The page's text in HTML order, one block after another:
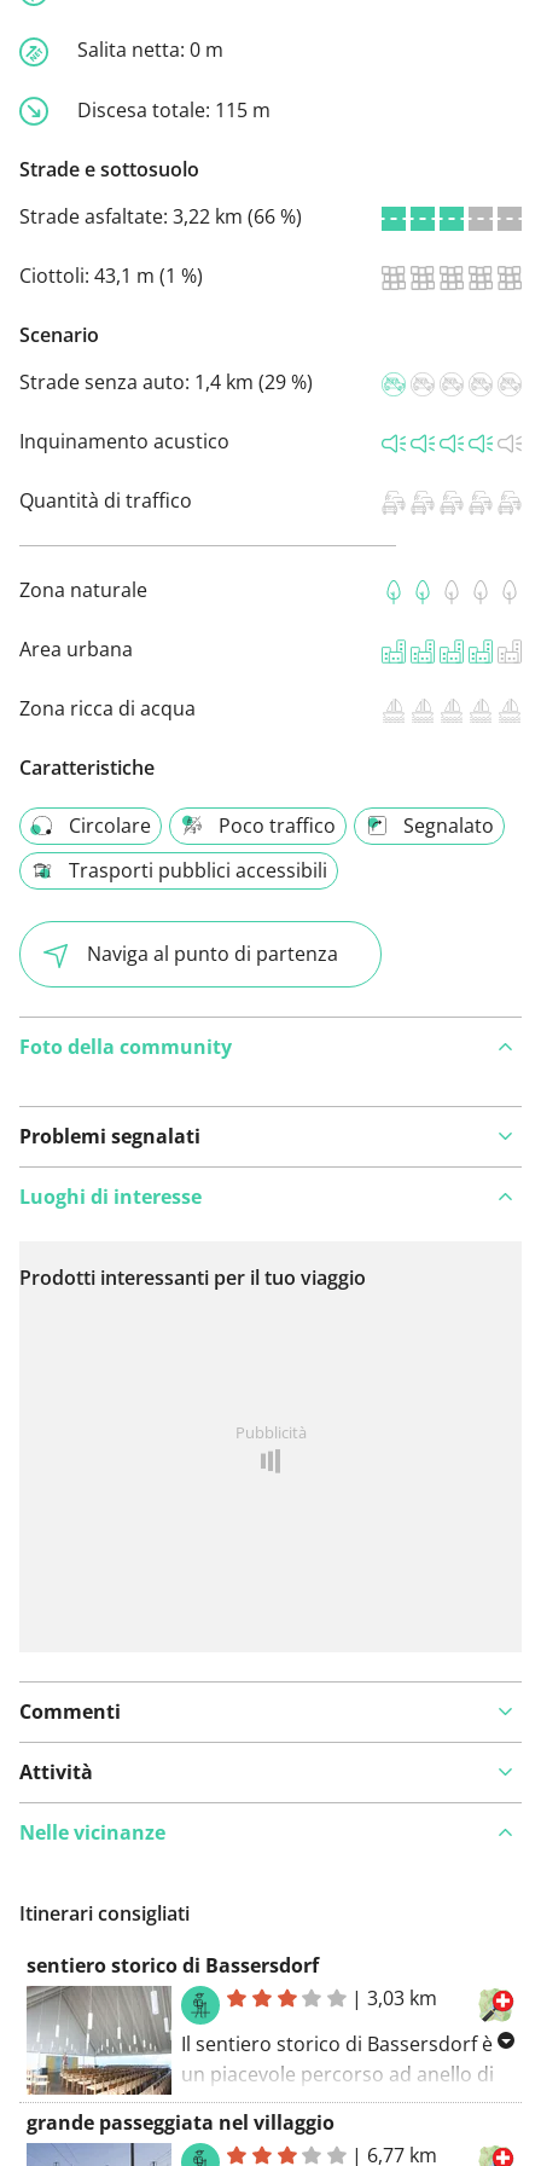
Salita netta: 0 m
Discesa totale: 115 m
Strade e sottosuolo
Strade asfaltate: 3,22 km (66 %)
Ciottoli: 43,1 m (1 %)
Scenario
Strade senza auto: 1,4 km (29 %)
Inquinamento acustico
Quantità di traffico
Zona naturale
Area urbana
Zona ricca di acqua
Caratteristiche
Circolare Poco traffico
Segnalato
Trasporti pubblici accessibili
Naviga al punto di partenza
Foto della community
Problemi segnalati
Visualizza sulla mappa
Luoghi di interesse
Prodotti interessanti per il tuo viaggio
Pubblicità
Commenti
Attività
Nelle vicinanze
Itinerari consigliati
sentiero storico di Bassersdorf
|3,03 km
Il sentiero storico di Bassersdorf è
un piacevole percorso ad anello di
3,0 chilometri, perfetto per chi
desidera scoprire la natura e la
grande passeggiata nel villaggio
| 6,77 km